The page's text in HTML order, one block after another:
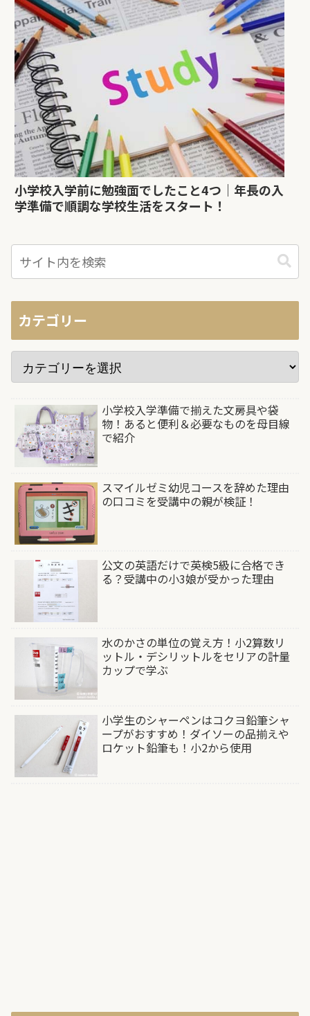
小学校入学前に勉強面でしたこと4つ｜年長の入
学準備で順調な学校生活をスタート！
カテゴリー
小学校入学準備で揃えた文房具や袋
物！あると便利＆必要なものを母目線
で紹介
スマイルゼミ幼児コースを辞めた理由
の口コミを受講中の親が検証！
公文の英語だけで英検5級に合格でき
る？受講中の小3娘が受かった理由
水のかさの単位の覚え方！小2算数リ
ットル・デシリットルをセリアの計量
カップで学ぶ
小学生のシャーペンはコクヨ鉛筆シャ
ープがおすすめ！ダイソーの品揃えや
ロケット鉛筆も！小2から使用